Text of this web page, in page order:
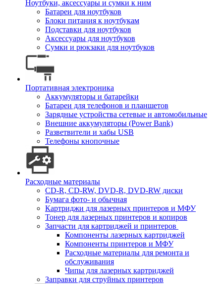
Ноутбуки, аксессуары и сумки к ним
Батареи для ноутбуков
Блоки питания к ноутбукам
Подставки для ноутбуков
Аксессуары для ноутбуков
Сумки и рюкзаки для ноутбуков
Портативная электроника
Аккумуляторы и батарейки
Батареи для телефонов и планшетов
Зарядные устройства сетевые и автомобильные
Внешние аккумуляторы (Power Bank)
Разветвители и хабы USB
Телефоны кнопочные
Расходные материалы
CD-R, CD-RW, DVD-R, DVD-RW диски
Бумага фото- и обычная
Картриджи для лазерных принтеров и МФУ
Тонер для лазерных принтеров и копиров
Запчасти для картриджей и принтеров
Компоненты лазерных картриджей
Компоненты принтеров и МФУ
Расходные материалы для ремонта и
обслуживания
Чипы для лазерных картриджей
Заправки для струйных принтеров